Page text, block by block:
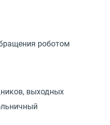
роботом
выходных